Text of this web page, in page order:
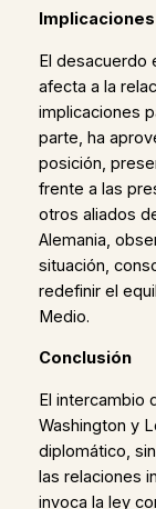
El desacuerdo
afecta a la
implicaciones
parte, ha
posición,
frente a las
otros aliados
Alemania,
situación,
redefinir el
Medio.
Conclusión
El intercambio
Washington y
diplomático,
las relaciones
invoca la ley